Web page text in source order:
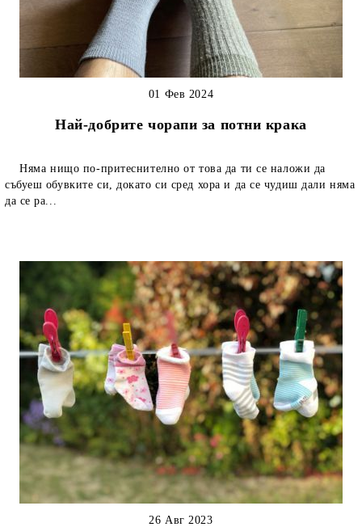
Най-добрите чорапи за потни крака
01 Фев 2024
Няма нищо по-притеснително от това да ти се наложи да
събуеш обувките си, докато си сред хора и да се чудиш дали няма
да се ра...
26 Авг 2023